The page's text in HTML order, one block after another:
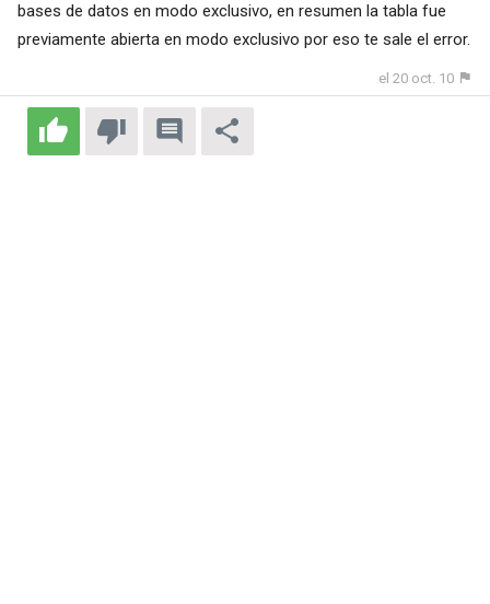
bases de datos en modo exclusivo, en resumen la tabla fue
previamente abierta en modo exclusivo por eso te sale el error.
el 20 oct. 10